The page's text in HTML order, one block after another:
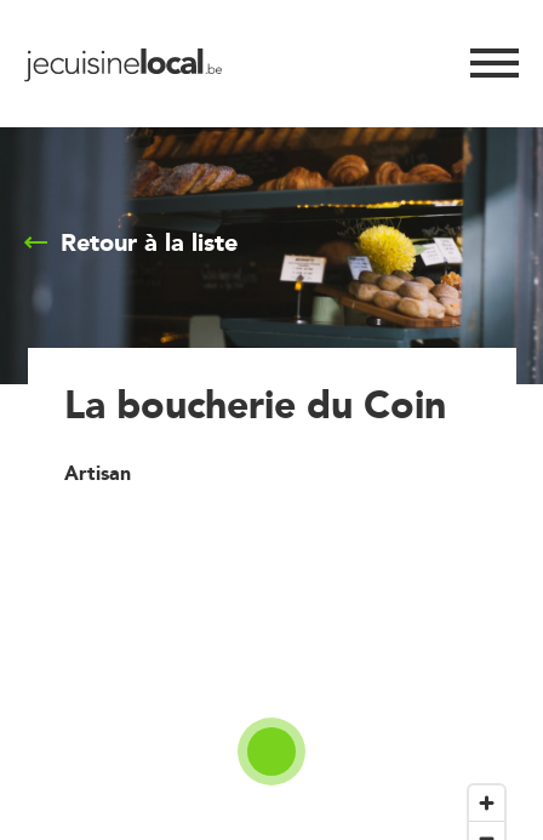
Retour à la liste
La boucherie du Coin
Artisan